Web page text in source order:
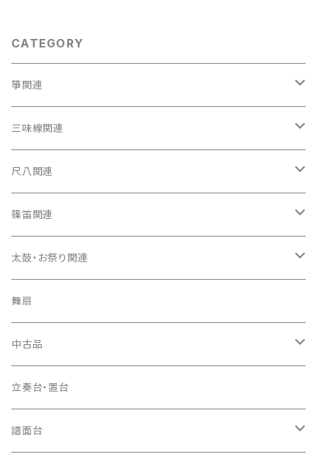
CATEGORY
箏関連
箏（本体）
箏カバー
箏袋
口前袋・尾布
爪・爪輪
爪入
爪駒入
猫足入
三味線関連
三味線（本体）
三味線ケース
長トランク・三ツ折トランク
ソフトケース
雨用カバー
長袋・三ツ組袋・胴袋
胴掛
根緒
糸
尺八関連
尺八（本体）
尺八袋
歌口キャップ
つゆ切り
篠笛関連
篠笛（本体）
お祭り用６穴
お祭り用７穴
篠笛袋
太鼓・お祭り関連
太鼓（本体）
太鼓撥
手拍子（チャンチャン）
当り鉦
舞扇
中古品
箏（本体）
三味線（本体）
立奏台・置台
譜面台